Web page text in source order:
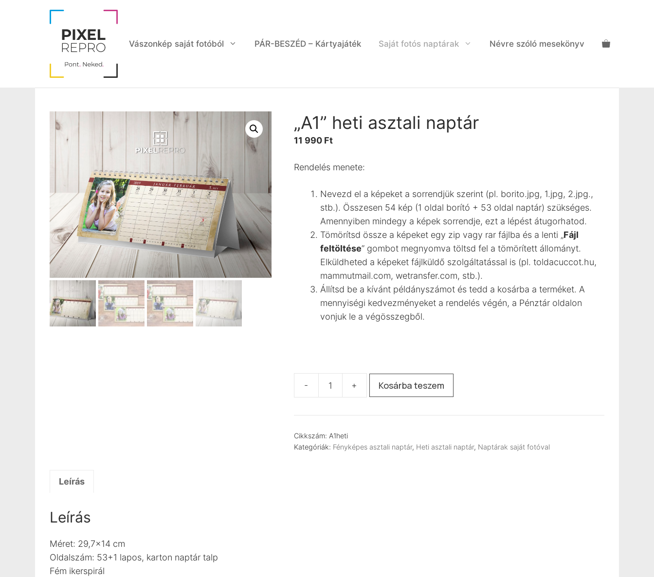
Vászonkép saját fotóból PÁR-BESZÉD – Kártyajáték Saját fotós naptárak Névre szóló mesekönyv
„A1” heti asztali naptár
11 990 Ft
Rendelés menete:
Nevezd el a képeket a sorrendjük szerint (pl. borito.jpg, 1.jpg, 2.jpg.,
stb.). Összesen 54 kép (1 oldal borító + 53 oldal naptár) szükséges.
Amennyiben mindegy a képek sorrendje, ezt a lépést átugorhatod.
Tömörítsd össze a képeket egy zip vagy rar fájlba és a lenti „Fájl
feltöltése” gombot megnyomva töltsd fel a tömörített állományt.
Elküldheted a képeket fájlküldő szolgáltatással is (pl. toldacuccot.hu,
mammutmail.com, wetransfer.com, stb.).
Állítsd be a kívánt példányszámot és tedd a kosárba a terméket. A
mennyiségi kedvezményeket a rendelés végén, a Pénztár oldalon
vonjuk le a végösszegből.
-
asztali
naptár
mennyiség
+ Kosárba teszem
Cikkszám: A1heti
Kategóriák: Fényképes asztali naptár, Heti asztali naptár, Naptárak saját fotóval
Leírás
Leírás
Méret: 29,7×14 cm
Oldalszám: 53+1 lapos, karton naptár talp
Fém ikerspirál